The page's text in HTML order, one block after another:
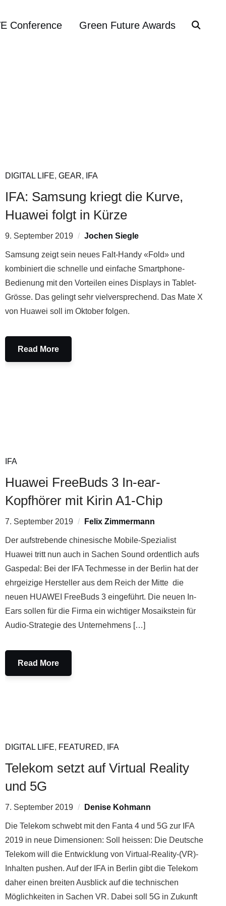
Conference Green Future Awards
DIGITAL LIFE, GEAR, IFA
IFA: Samsung kriegt die Kurve,
Huawei folgt in Kürze
9. September 2019 Jochen Siegle
Samsung zeigt sein neues Falt-Handy «Fold» und
kombiniert die schnelle und einfache Smartphone-
Bedienung mit den Vorteilen eines Displays in Tablet-
Grösse. Das gelingt sehr vielversprechend. Das Mate X
von Huawei soll im Oktober folgen.
Read More
IFA
Huawei FreeBuds 3 In-ear-
Kopfhörer mit Kirin A1-Chip
7. September 2019 Felix Zimmermann
Der aufstrebende chinesische Mobile-Spezialist
Huawei tritt nun auch in Sachen Sound ordentlich aufs
Gaspedal: Bei der IFA Techmesse in der Berlin hat der
ehrgeizige Hersteller aus dem Reich der Mitte die
neuen HUAWEI FreeBuds 3 eingeführt. Die neuen In-
Ears sollen für die Firma ein wichtiger Mosaikstein für
Audio-Strategie des Unternehmens […]
Read More
DIGITAL LIFE, FEATURED, IFA
Telekom setzt auf Virtual Reality
und 5G
7. September 2019 Denise Kohmann
Die Telekom schwebt mit den Fanta 4 und 5G zur IFA
2019 in neue Dimensionen: Soll heissen: Die Deutsche
Telekom will die Entwicklung von Virtual-Reality-(VR)-
Inhalten pushen. Auf der IFA in Berlin gibt die Telekom
daher einen breiten Ausblick auf die technischen
Möglichkeiten in Sachen VR. Dabei soll 5G in Zukunft